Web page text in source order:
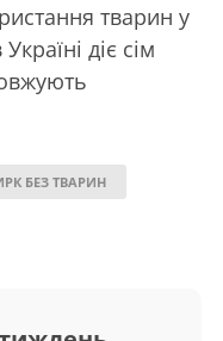
тварин у
діє сім
БЕЗ ТВАРИН